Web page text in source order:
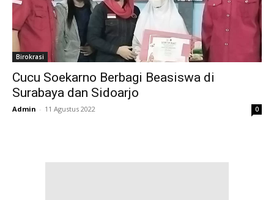
Birokrasi
Cucu Soekarno Berbagi Beasiswa di
Surabaya dan Sidoarjo
Admin - 11 Agustus 2022 0